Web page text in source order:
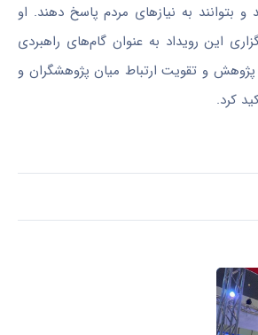
بتوانند به نیازهای مردم پاسخ دهند. او
این رویداد به عنوان گام‌های راهبردی
پژوهش و تقویت ارتباط میان پژوهشگران و
کرد.